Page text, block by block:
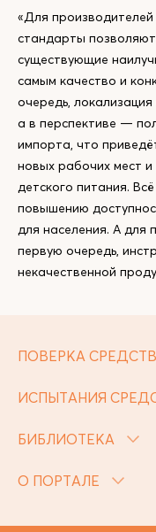
«Для
стандарты
существующие
самым качество и
очередь,
а в перспективе —
импорта, что
новых рабочих мест
детского питания.
повышению
для населения. А для
первую очередь,
некачественной
ПОВЕРКА
ИСПЫТАНИЯ
БИБЛИОТЕКА
О ПОРТАЛЕ